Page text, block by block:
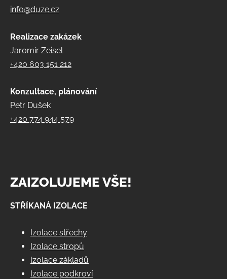
info@duze.cz
Realizace zakázek
Jaromír Zeisel
+420 603 151 212
Konzultace, plánování
Petr Dušek
+420 774 944 579
ZAIZOLUJEME VŠE!
STŘÍKANÁ IZOLACE
Izolace střechy
Izolace stropů
Izolace základů
Izolace podkroví